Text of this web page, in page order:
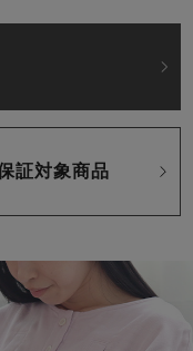
証対象商品